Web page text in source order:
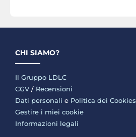
CHI SIAMO?
Il Gruppo LDLC
CGV / Recensioni
Dati personali e Politica dei Cookies
Gestire i miei cookie
Informazioni legali